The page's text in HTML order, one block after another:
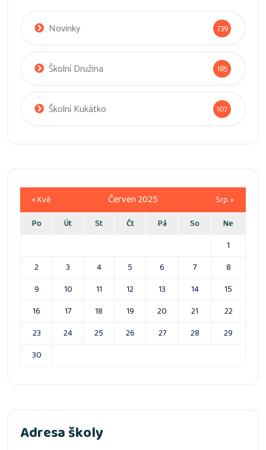
Novinky 739
Školní Družina 185
Školní Kukátko 107
Červen 2025
Po Út St Čt Pá So
Ne
1
2
3 4 5 6 7
8
9
10 11 12 13 14
15
16
17 18 19 20 21
22
23
24 25 26 27 28
29
30
« Kvě Srp »
Adresa školy